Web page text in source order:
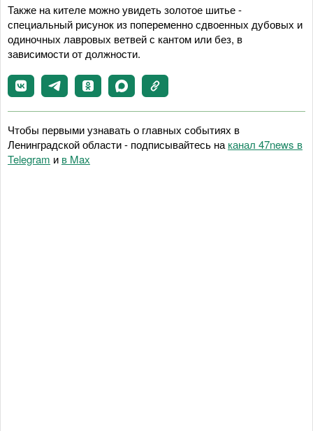
Также на кителе можно увидеть золотое шитье -
специальный рисунок из попеременно сдвоенных дубовых и
одиночных лавровых ветвей с кантом или без, в
зависимости от должности.
Чтобы первыми узнавать о главных событиях в
Ленинградской области - подписывайтесь на канал 47news в
Telegram и в Maх